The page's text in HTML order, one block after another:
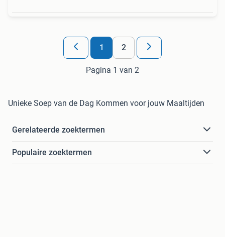
1 2
Pagina 1 van 2
Unieke Soep van de Dag Kommen voor jouw Maaltijden
Gerelateerde zoektermen
Populaire zoektermen